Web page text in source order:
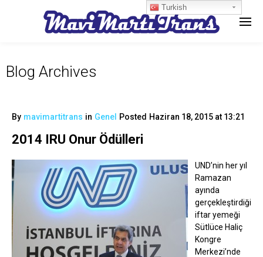
Blog Archives
By mavimartitrans in Genel Posted Haziran 18, 2015 at 13:21
2014 IRU Onur Ödülleri
UND’nin her yıl
Ramazan
ayında
gerçekleştirdiği
iftar yemeği
Sütlüce Haliç
Kongre
Merkezi’nde
Turkish